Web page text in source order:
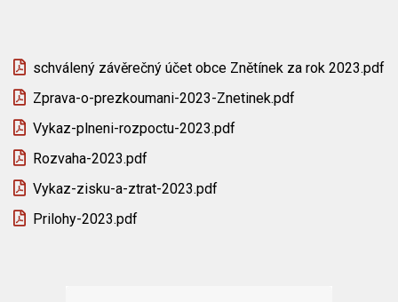
schválený závěrečný účet obce Znětínek za rok 2023.pdf
Zprava-o-prezkoumani-2023-Znetinek.pdf
Vykaz-plneni-rozpoctu-2023.pdf
Rozvaha-2023.pdf
Vykaz-zisku-a-ztrat-2023.pdf
Prilohy-2023.pdf